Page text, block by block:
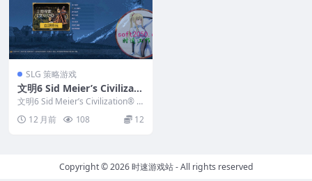
SLG 策略游戏
文明6 Sid Meier’s Civilizati
on® VI WIN游戏 PC电脑游
戏 适配系统WIN10 WIN11
文明6 Sid Meier’s Civilization® VI
12 月前 108 12
Copyright © 2026时速游戏站- All rights reserved